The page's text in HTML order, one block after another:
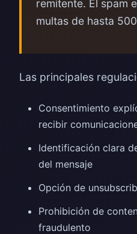
remitente. El spam
multas de hasta
Las principales
Consentimiento
recibir
Identificación clara
del mensaje
Opción de
Prohibición de
fraudulento